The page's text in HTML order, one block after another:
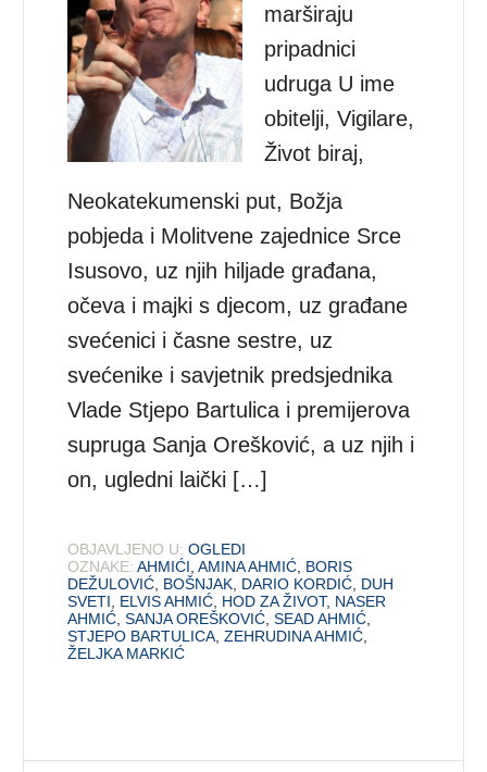
marširaju
pripadnici
udruga U ime
obitelji, Vigilare,
Život biraj,
Neokatekumenski put, Božja
pobjeda i Molitvene zajednice Srce
Isusovo, uz njih hiljade građana,
očeva i majki s djecom, uz građane
svećenici i časne sestre, uz
svećenike i savjetnik predsjednika
Vlade Stjepo Bartulica i premijerova
supruga Sanja Orešković, a uz njih i
on, ugledni laički […]
OBJAVLJENO U: OGLEDI
OZNAKE: AHMIĆI ,AMINA AHMIĆ BORIS
DEŽULOVIĆ BOŠNJAK DARIO KORDIĆ DUH
SVETI
ELVIS AHMIĆ HOD ZA ŽIVOT, NASER
AHMIĆ ,SANJA OREŠKOVIĆ ,SEAD AHMIĆ
STJEPO BARTULICA ,ZEHRUDINA AHMIĆ
ŽELJKA MARKIĆ